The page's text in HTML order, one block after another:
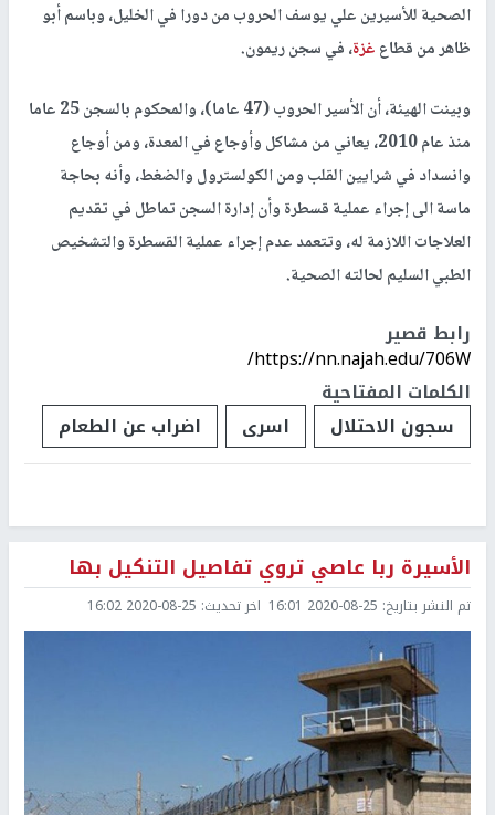
الصحية للأسيرين علي يوسف الحروب من دورا في الخليل، وباسم أبو
ظاهر من قطاعغزة، في سجن ريمون.
وبينت الهيئة، أن الأسير الحروب (47 عاما)، والمحكوم بالسجن 25 عاما
منذ عام 2010، يعاني من مشاكل وأوجاع في المعدة، ومن أوجاع
وانسداد في شرايين القلب ومن الكولسترول والضغط، وأنه بحاجة
ماسة الى إجراء عملية قسطرة وأن إدارة السجن تماطل في تقديم
العلاجات اللازمة له، وتتعمد عدم إجراء عملية القسطرة والتشخيص
الطبي السليم لحالته الصحية.
رابط قصير
https://nn.najah.edu/706W/
الكلمات المفتاحية
سجون الاحتلال
اسرى اضراب عن الطعام
الأسيرة ربا عاصي تروي تفاصيل التنكيل بها
تم النشر بتاريخ: 2020-08-25 16:01 اخر تحديث: 2020-08-25 16:02